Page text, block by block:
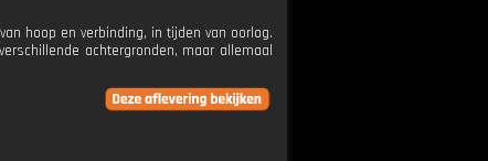
hoop en verbinding, in tijden van oorlog.
achtergronden, maar allemaal